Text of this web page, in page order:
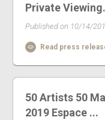
Private
Published on 10/14/
Read press
50 Artists 50
2019 Espace ...